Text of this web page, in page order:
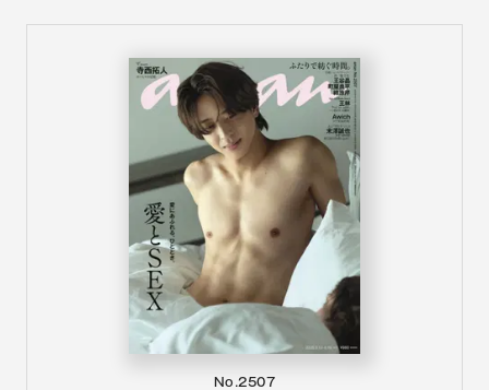
No.2507